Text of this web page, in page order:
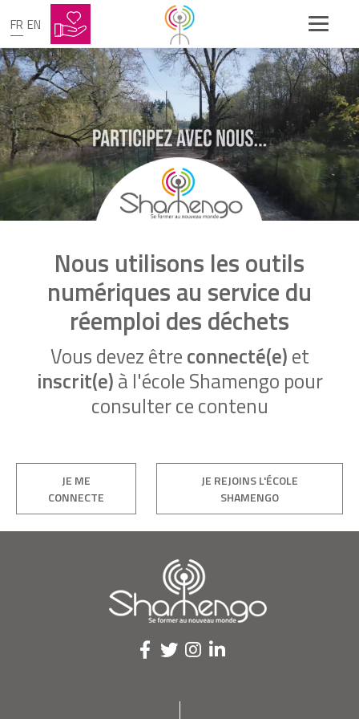
FR EN
Nous utilisons les outils
numériques au service du
réemploi des déchets
Vous devez êtreconnecté(e)et
inscrit(e)à l'école Shamengo pour
consulter ce contenu
JE ME
CONNECTE
JE REJOINS L'ÉCOLE
SHAMENGO